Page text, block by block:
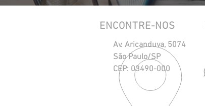
ENCONTRE-NOS
Av. Aricanduva, 5074
São Paulo/SP
CEP: 03490-000